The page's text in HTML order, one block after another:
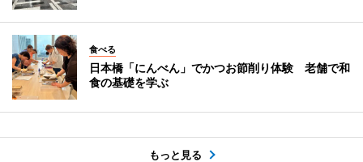
食べる
日本橋「にんべん」でかつお節削り体験 老舗で和
食の基礎を学ぶ
もっと見る